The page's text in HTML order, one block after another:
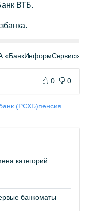
ВТБ.
«БанкИнформСервис»
0 0
(РСХБ)пенсия
категорий
банкоматы